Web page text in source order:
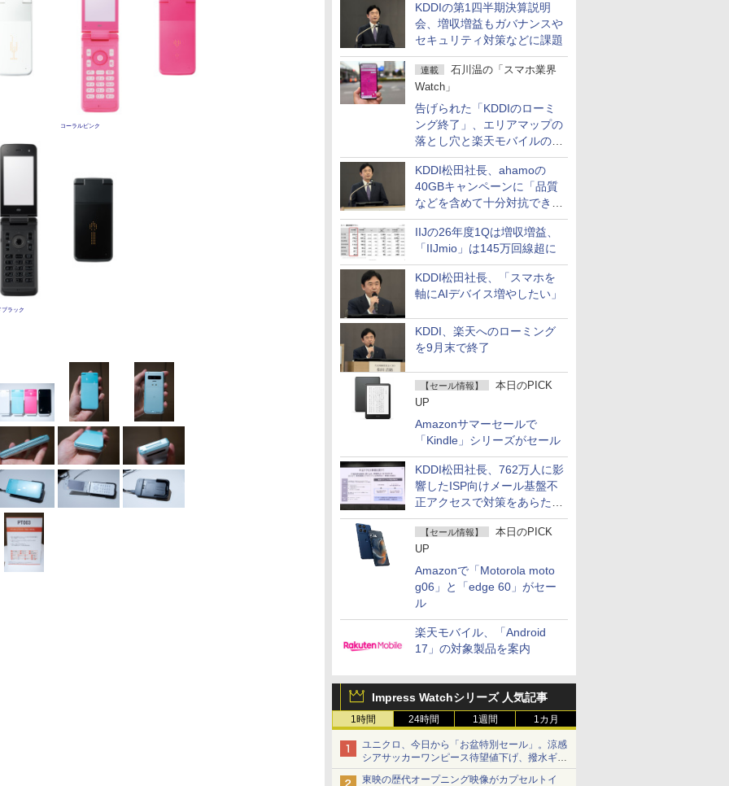
KDDIの第1四半期決算説明
会、増収増益もガバナンスや
セキュリティ対策などに課題
連載
石川温の「スマホ業界
Watch」
告げられた「KDDIのローミ
ング終了」、エリアマップの
落とし穴と楽天モバイルの課
題
KDDI松田社長、ahamoの
40GBキャンペーンに「品質
などを含めて十分対抗でき
る」
IIJの26年度1Qは増収増益、
「IIJmio」は145万回線超に
KDDI松田社長、「スマホを
軸にAIデバイス増やしたい」
KDDI、楽天へのローミング
を9月末で終了
【セール情報】
本日のPICK
UP
Amazonサマーセールで
「Kindle」シリーズがセール
KDDI松田社長、762万人に影
響したISP向けメール基盤不
正アクセスで対策をあらため
て説明
【セール情報】
本日のPICK
UP
Amazonで「Motorola moto
g06」と「edge 60」がセー
ル
楽天モバイル、「Android
17」の対象製品を案内
Impress Watchシリーズ 人気記事
1時間 24時間 1週間 1カ月
ユニクロ、今日から「お盆特別セール」。涼感
シアサッカーワンピース待望値下げ、撥水ギア
ショーツは1990円に
東映の歴代オープニング映像がカプセルトイ
コーラルピンク
ブラック